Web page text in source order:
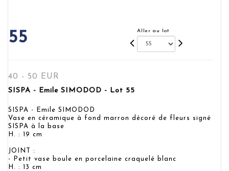
55 Aller au lot
40 - 50 EUR
SISPA - Emile SIMODOD - Lot 55
SISPA - Emile SIMODOD
Vase en céramique à fond marron décoré de fleurs signé
SISPA à la base
H. : 19 cm
JOINT :
- Petit vase boule en porcelaine craquelé blanc
H. : 13 cm